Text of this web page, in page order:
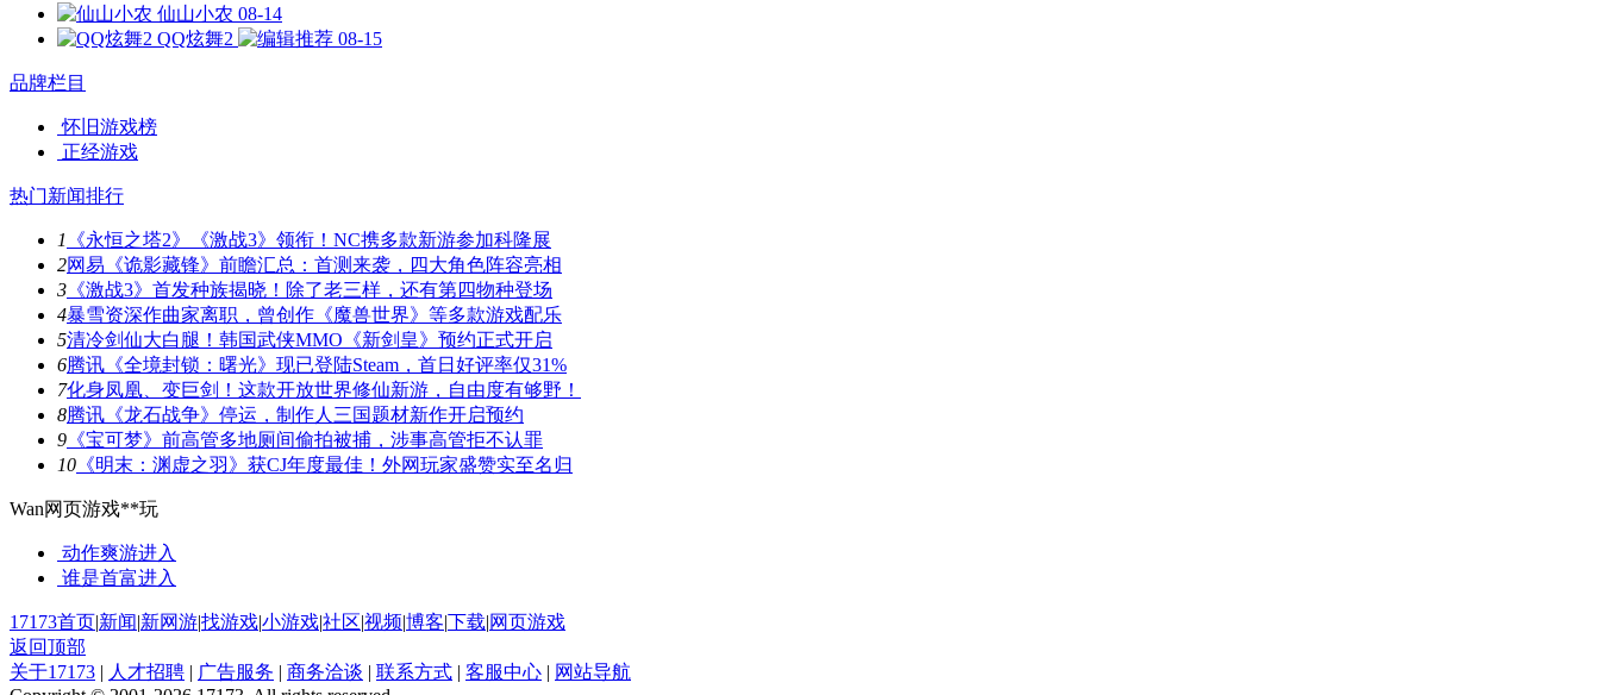
仙山小农 08-14
QQ炫舞2
08-15
品牌栏目
怀旧游戏榜
正经游戏
热门新闻排行
1
《永恒之塔2》《激战3》领衔！NC携多款新游参加科隆展
2网易《诡影藏锋》前瞻汇总：首测来袭，四大角色阵容亮相
3 《激战3》首发种族揭晓！除了老三样，还有第四物种登场
4暴雪资深作曲家离职，曾创作《魔兽世界》等多款游戏配乐
5清冷剑仙大白腿！韩国武侠MMO《新剑皇》预约正式开启
6腾讯《全境封锁：曙光》现已登陆Steam，首日好评率仅31%
7化身凤凰、变巨剑！这款开放世界修仙新游，自由度有够野！
8腾讯《龙石战争》停运，制作人三国题材新作开启预约
9 《宝可梦》前高管多地厕间偷拍被捕，涉事高管拒不认罪
10 《明末：渊虚之羽》获CJ年度最佳！外网玩家盛赞实至名归
Wan网页游戏**玩
动作爽游进入
谁是首富进入
17173首页|新闻|新网游|找游戏|小游戏|社区|视频|博客|下载|网页游戏
返回顶部
关于17173 | 人才招聘 | 广告服务 | 商务洽谈 | 联系方式 | 客服中心 | 网站导航